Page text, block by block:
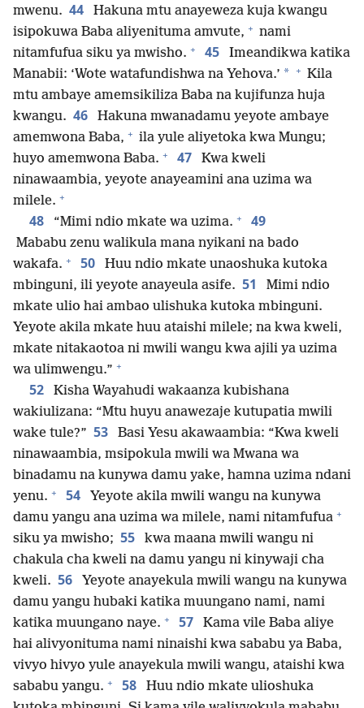
mwenu. 44
Hakuna mtu anayeweza kuja kwangu
isipokuwa Baba aliyenituma amvute, + nami
nitamfufua siku ya mwisho. + 45
Imeandikwa katika
Manabii: ‘Wote watafundishwa na Yehova.’ * + Kila
mtu ambaye amemsikiliza Baba na kujifunza huja
kwangu. 46
Hakuna mwanadamu yeyote ambaye
amemwona Baba, + ila yule aliyetoka kwa Mungu;
huyo amemwona Baba. + 47
Kwa kweli
ninawaambia, yeyote anayeamini ana uzima wa
milele. +
48 “Mimi ndio mkate wa uzima. + 49
Mababu zenu walikula mana nyikani na bado
wakafa. + 50
Huu ndio mkate unaoshuka kutoka
mbinguni, ili yeyote anayeula asife. 51
Mimi ndio
mkate ulio hai ambao ulishuka kutoka mbinguni.
Yeyote akila mkate huu ataishi milele; na kwa kweli,
mkate nitakaotoa ni mwili wangu kwa ajili ya uzima
wa ulimwengu.” +
52
Kisha Wayahudi wakaanza kubishana
wakiulizana: “Mtu huyu anawezaje kutupatia mwili
wake tule?” 53
Basi Yesu akawaambia: “Kwa kweli
ninawaambia, msipokula mwili wa Mwana wa
binadamu na kunywa damu yake, hamna uzima ndani
yenu. + 54
Yeyote akila mwili wangu na kunywa
damu yangu ana uzima wa milele, nami nitamfufua +
siku ya mwisho; 55
kwa maana mwili wangu ni
chakula cha kweli na damu yangu ni kinywaji cha
kweli. 56
Yeyote anayekula mwili wangu na kunywa
damu yangu hubaki katika muungano nami, nami
katika muungano naye. + 57
Kama vile Baba aliye
hai alivyonituma nami ninaishi kwa sababu ya Baba,
vivyo hivyo yule anayekula mwili wangu, ataishi kwa
sababu yangu. + 58
Huu ndio mkate ulioshuka